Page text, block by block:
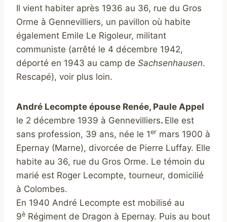
Il vient habiter après 1936 au 36, rue du Gros
Orme à Gennevilliers, un pavillon où habite
également Emile Le Rigoleur, militant
communiste (arrêté le 4 décembre 1942,
déporté en 1943 au camp de Sachsenhausen.
Rescapé), voir plus loin.
André Lecompte épouse Renée, Paule Appel
le 2 décembre 1939 à Gennevilliers. Elle est
sans profession, 39 ans, née le 1er mars 1900 à
Epernay (Marne), divorcée de Pierre Luffay. Elle
habite au 36, rue du Gros Orme. Le témoin du
marié est Roger Lecompte, tourneur, domicilié
à Colombes.
En 1940 André Lecompte est mobilisé au
9è Régiment de Dragon à Epernay. Puis au bout